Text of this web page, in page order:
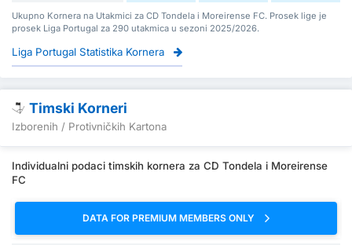
Ukupno Kornera na Utakmici za CD Tondela i Moreirense FC. Prosek lige je
prosek Liga Portugal za 290 utakmica u sezoni 2025/2026.
Liga Portugal Statistika Kornera
Timski Korneri
Izborenih / Protivničkih Kartona
Individualni podaci timskih kornera za CD Tondela i Moreirense
FC
DATA FOR PREMIUM MEMBERS ONLY